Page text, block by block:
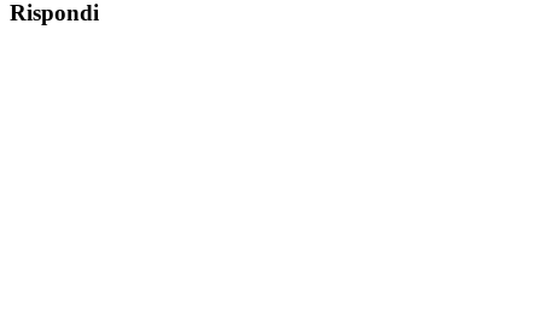
Rispondi